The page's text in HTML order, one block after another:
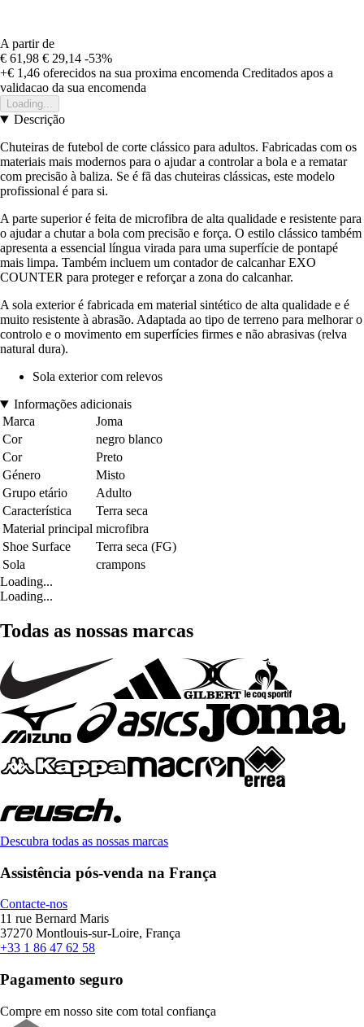
A partir de
€ 61,98 € 29,14 -53%
+€ 1,46 oferecidos na sua proxima encomenda Creditados apos a
validacao da sua encomenda
Loading...
Descrição
Chuteiras de futebol de corte clássico para adultos. Fabricadas com os
materiais mais modernos para o ajudar a controlar a bola e a rematar
com precisão à baliza. Se é fã das chuteiras clássicas, este modelo
profissional é para si.
A parte superior é feita de microfibra de alta qualidade e resistente para
o ajudar a chutar a bola com precisão e força. O estilo clássico também
apresenta a essencial língua virada para uma superfície de pontapé
mais limpa. Também incluem um contador de calcanhar EXO
COUNTER para proteger e reforçar a zona do calcanhar.
A sola exterior é fabricada em material sintético de alta qualidade e é
muito resistente à abrasão. Adaptada ao tipo de terreno para melhorar o
controlo e o movimento em superfícies firmes e não abrasivas (relva
natural dura).
Sola exterior com relevos
Informações adicionais
Marca
Joma
Cor
negro blanco
Cor
Preto
Género
Misto
Grupo etário
Adulto
Característica
Terra seca
Material principal microfibra
Shoe Surface
Terra seca (FG)
Sola
crampons
Loading...
Loading...
Todas as nossas marcas
Descubra todas as nossas marcas
Assistência pós-venda na França
Contacte-nos
11 rue Bernard Maris
37270 Montlouis-sur-Loire, França
+33 1 86 47 62 58
Pagamento seguro
Compre em nosso site com total confiança